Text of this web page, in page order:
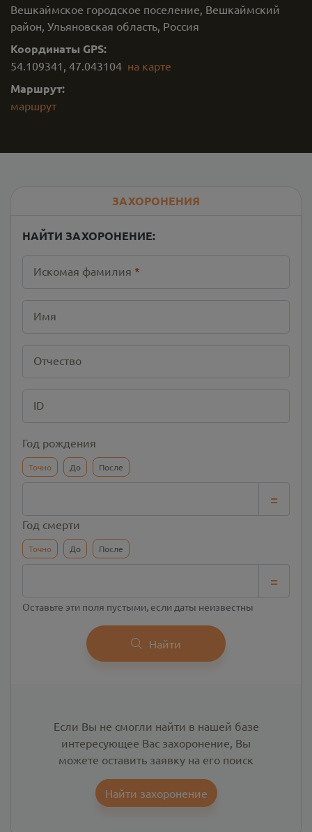
Вешкаймское городское поселение, Вешкаймский
район, Ульяновская область, Россия
Координаты GPS:
54.109341 , 47.043104 на карте
Маршрут:
маршрут
ЗАХОРОНЕНИЯ
НАЙТИ ЗАХОРОНЕНИЕ:
Искомая фамилия *
Имя
Отчество
ID
Год рождения
Точно До После
=
Год смерти
Точно До После
=
Оставьте эти поля пустыми, если даты неизвестны
Найти
Если Вы не смогли найти в нашей базе
интересующее Вас захоронение, Вы
можете оставить заявку на его поиск
Найти захоронение